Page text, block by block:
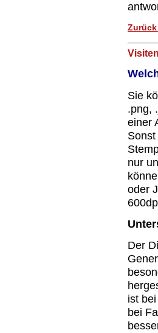
Sie
.png,
einer
nur
oder
Der
ist
bei